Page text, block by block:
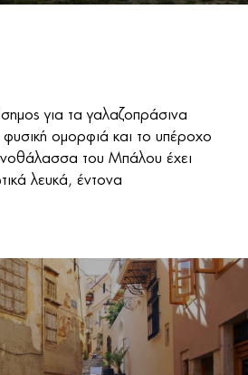
για τα γαλαζοπράσινα
ομορφιά και το υπέροχο
του Μπάλου έχει
λευκά, έντονα